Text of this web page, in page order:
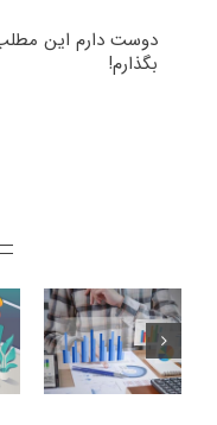
دوست دارم این مطلب
بگذارم!